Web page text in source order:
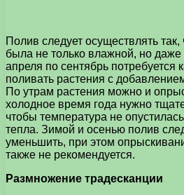
Полив следует осуществлять
была не только влажной, но
апреля по сентябрь потребуется
поливать растения с
По утрам растения можно и
холодное время года нужно
чтобы температура не
тепла. Зимой и осенью полив
уменьшить, при этом
также не рекомендуется.
Размножение традесканции